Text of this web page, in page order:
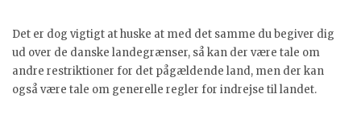
Det er dog vigtigt at huske at med det samme du begiver dig
ud over de danske landegrænser, så kan der være tale om
andre restriktioner for det pågældende land, men der kan
også være tale om generelle regler for indrejse til landet.